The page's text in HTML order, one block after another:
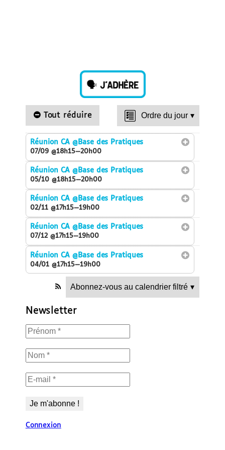
Tout réduire Ordre du jour ▾
Réunion CA@Base des Pratiques
07/09 @18h15—20h00
Réunion CA@Base des Pratiques
05/10 @18h15—20h00
Réunion CA@Base des Pratiques
02/11 @17h15—19h00
Réunion CA@Base des Pratiques
07/12 @17h15—19h00
Réunion CA@Base des Pratiques
04/01 @17h15—19h00
Abonnez-vous au calendrier filtré ▾
Newsletter
Connexion